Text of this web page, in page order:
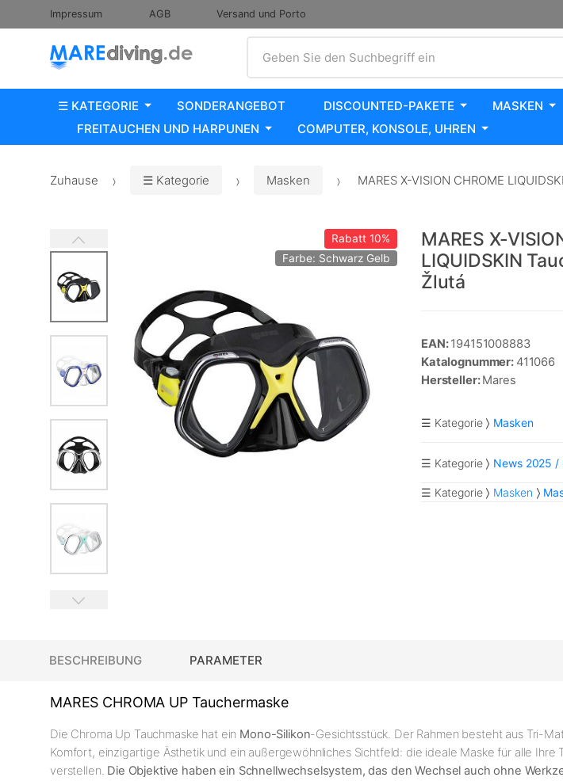
Impressum AGB Versand und Porto
Geben Sie den Suchbegriff ein
☰ KATEGORIE SONDERANGEBOT DISCOUNTED-PAKETE MASKEN
FREITAUCHEN UND HARPUNEN
COMPUTER, KONSOLE, UHREN
Zuhause ☰ Kategorie Masken MARES X-VISION CHROME
Rabatt10%
Farbe: Schwarz Gelb
MARES X-
LIQUIDSKIN
Žlutá
EAN:194151008883
Katalognummer: 411066
Hersteller:Mares
☰ Kategorie Masken
☰ Kategorie News 2025 /
☰ Kategorie Masken
BESCHREIBUNG PARAMETER
MARES CHROMA UP Tauchermaske
Die Chroma Up Tauchmaske hat ein Mono-Silikon-Gesichtsstück. Der Rahmen besteht aus Tri-
Komfort, einzigartige Ästhetik und ein außergewöhnliches Sichtfeld: die ideale Maske für alle
verstellen. Die Objektive haben ein Schnellwechselsystem, das den Wechsel auch ohne